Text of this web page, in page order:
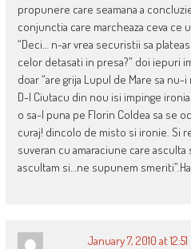
propunere care seamana a
conjunctia care marcheaza ceva ce
“Deci… n-ar vrea securistii sa
celor detasati in presa?” doi iepuri
doar “are grija Lupul de Mare sa nu-
D-l Ciutacu din nou isi impinge
o sa-l puna pe Florin Coldea sa se
curaj! dincolo de misto si ironie. Si
suveran cu amaraciune care
ascultam si…ne supunem
January 7, 2010 at 12:51